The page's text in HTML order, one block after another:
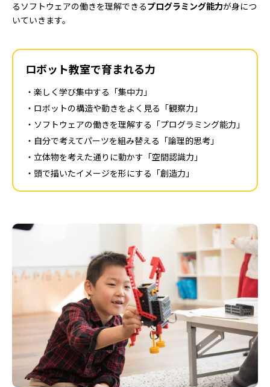
るソフトウェアの働きを理解できるプログラミング能力が身につ
いていきます。
ロボット教室で育まれる力
楽しく学び集中する「集中力」
ロボットの構造や動きをよく見る「観察力」
ソフトウェアの働きを理解する「プログラミング能力」
自分で考えてパーツを組み替える「論理的思考」
立体物を考えた通りに動かす「空間認識力」
頭で描いたイメージを形にする「創造力」